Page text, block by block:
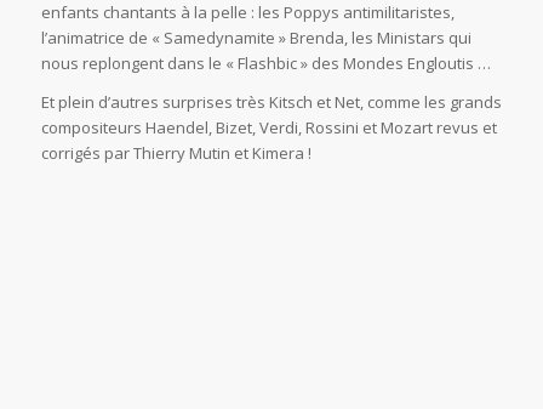
enfants chantants à la pelle : les Poppys antimilitaristes,
l’animatrice de « Samedynamite » Brenda, les Ministars qui
nous replongent dans le « Flashbic » des Mondes Engloutis …
Et plein d’autres surprises très Kitsch et Net, comme les grands
compositeurs Haendel, Bizet, Verdi, Rossini et Mozart revus et
corrigés par Thierry Mutin et Kimera !